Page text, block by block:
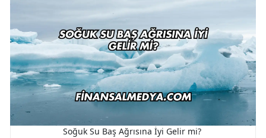
Soğuk Su Baş Ağrısına İyi Gelir mi?